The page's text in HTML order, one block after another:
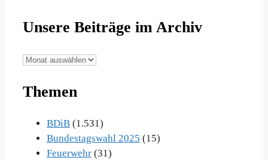
Unsere Beiträge im Archiv
Unsere
im
Themen
BDiB (1.531)
Bundestagswahl 2025 (15)
Feuerwehr (31)